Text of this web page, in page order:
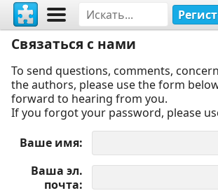
Связаться с нами
To send questions, comments,
the authors, please use the form
forward to hearing from you.
If you forgot your password, please
Ваше имя
Ваша эл.
почта